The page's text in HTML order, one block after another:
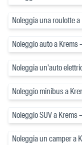
Noleggia una roulotte
Noleggio auto a Krems
Noleggia un'auto
Noleggio minibus a
Noleggio SUV a Krems
Noleggia un camper a